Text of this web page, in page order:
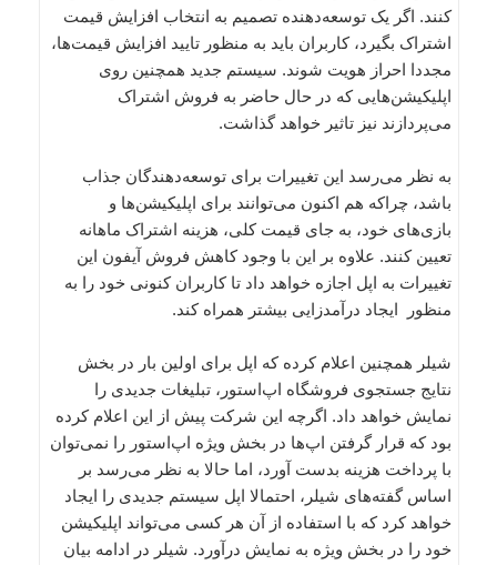
کنند. اگر یک توسعه‌دهنده تصمیم به انتخاب افزایش قیمت
اشتراک بگیرد، کاربران باید به منظور تایید افزایش قیمت‌ها،
مجددا احراز هویت شوند. سیستم جدید همچنین روی
اپلیکیشن‌هایی که در حال حاضر به فروش اشتراک
می‌پردازند نیز تاثیر خواهد گذاشت.
به نظر می‌رسد این تغییرات برای توسعه‌دهندگان جذاب
باشد، چراکه هم اکنون می‌توانند برای اپلیکیشن‌ها و
بازی‌های خود، به جای قیمت کلی، هزینه اشتراک ماهانه
تعیین کنند. علاوه بر این با وجود کاهش فروش آیفون این
تغییرات به اپل اجازه خواهد داد تا کاربران کنونی خود را به
منظور ایجاد درآمدزایی بیشتر همراه کند.
شیلر همچنین اعلام کرده که اپل برای اولین بار در بخش
نتایج جستجوی فروشگاه اپ‌استور، تبلیغات جدیدی را
نمایش خواهد داد. اگرچه این شرکت پیش از این اعلام کرده
بود که قرار گرفتن اپ‌ها در بخش ویژه اپ‌استور را نمی‌توان
با پرداخت هزینه بدست آورد، اما حالا به نظر می‌رسد بر
اساس گفته‌های شیلر، احتمالا اپل سیستم جدیدی را ایجاد
خواهد کرد که با استفاده از آن هر کسی می‌تواند اپلیکیشن‌
خود را در بخش ویژه به نمایش درآورد. شیلر در ادامه بیان